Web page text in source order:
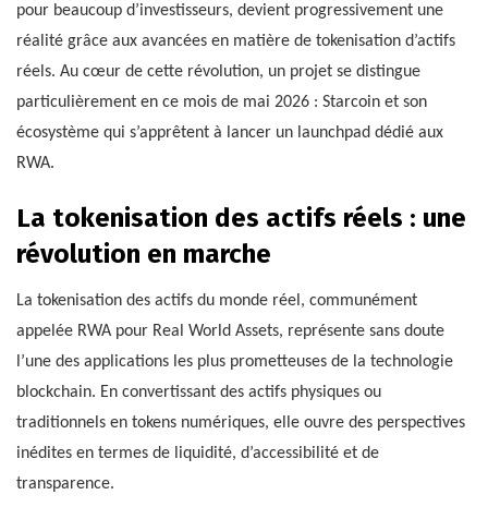
pour beaucoup d’investisseurs, devient progressivement une
réalité grâce aux avancées en matière de tokenisation d’actifs
réels. Au cœur de cette révolution, un projet se distingue
particulièrement en ce mois de mai 2026 : Starcoin et son
écosystème qui s’apprêtent à lancer un launchpad dédié aux
RWA.
La tokenisation des actifs réels : une
révolution en marche
La tokenisation des actifs du monde réel, communément
appelée RWA pour Real World Assets, représente sans doute
l’une des applications les plus prometteuses de la technologie
blockchain. En convertissant des actifs physiques ou
traditionnels en tokens numériques, elle ouvre des perspectives
inédites en termes de liquidité, d’accessibilité et de
transparence.